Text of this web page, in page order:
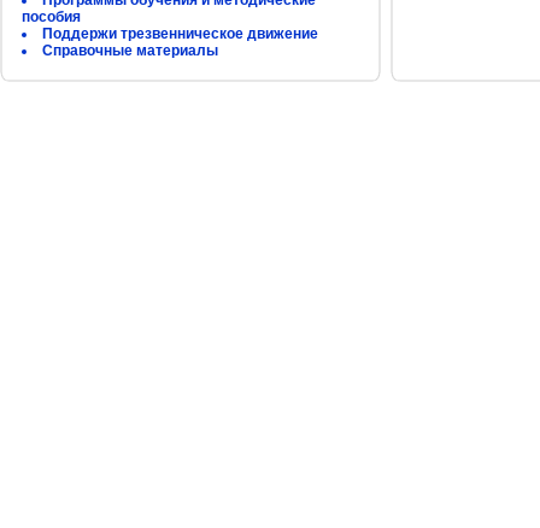
пособия
Поддержи трезвенническое движение
Справочные материалы